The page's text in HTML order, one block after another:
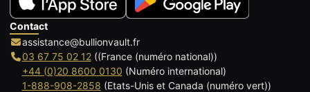
Contact
assistance@bullionvault.fr
03 67 75 02 12((France (numéro national))
+44 (0)20 8600 0130 (Numéro international)
1-888-908-2858 (Etats-Unis et Canada (numéro vert))